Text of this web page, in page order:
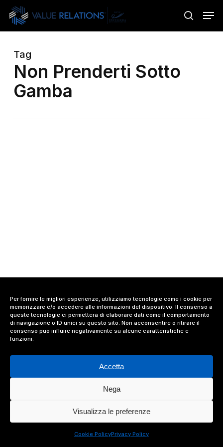
Per fornire le migliori esperienze, utilizziamo tecnologie come i cookie per
memorizzare e/o accedere alle informazioni del dispositivo. Il consenso a
queste tecnologie ci permetterà di elaborare dati come il comportamento
di navigazione o ID unici su questo sito. Non acconsentire o ritirare il
consenso può influire negativamente su alcune caratteristiche e
funzioni.
Accetta
Nega
Visualizza le preferenze
Cookie PolicyPrivacy Policy
Skip
main
search
Tag
Non Prenderti Sotto
Gamba
© 2024 Value Relations Srl, All Rights Reserved.
instagram